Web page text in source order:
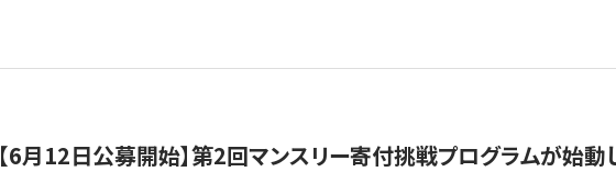
【6月12日公募開始】第2回マンスリー寄付挑戦プログラムが始動